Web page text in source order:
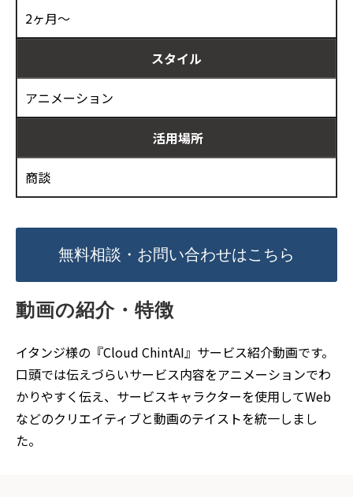
2ヶ月～
スタイル
アニメーション
活用場所
商談
無料相談・お問い合わせはこちら
動画の紹介・特徴
イタンジ様の『Cloud ChintAI』サービス紹介動画です。
口頭では伝えづらいサービス内容をアニメーションでわ
かりやすく伝え、サービスキャラクターを使用してWeb
などのクリエイティブと動画のテイストを統一しまし
た。